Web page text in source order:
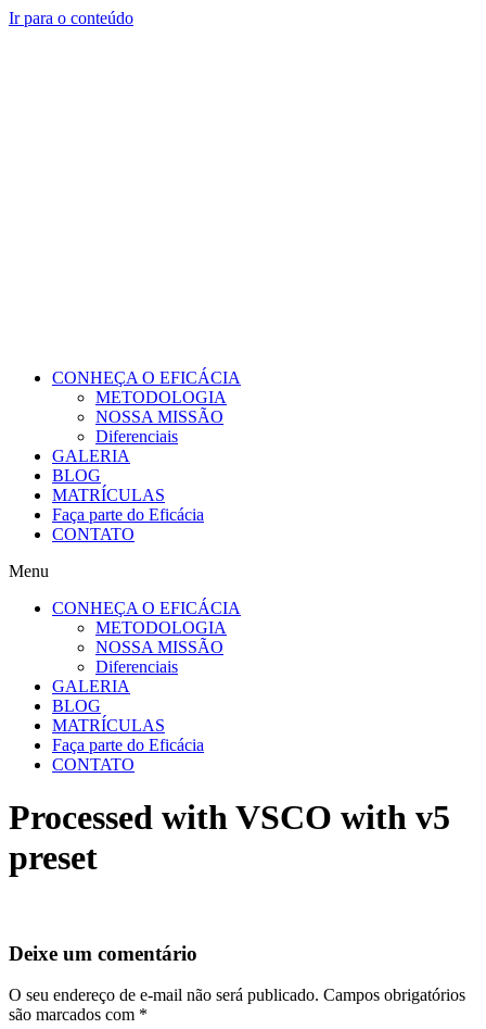
Ir para o conteúdo
CONHEÇA O EFICÁCIA
METODOLOGIA
NOSSA MISSÃO
Diferenciais
GALERIA
BLOG
MATRÍCULAS
Faça parte do Eficácia
CONTATO
Menu
CONHEÇA O EFICÁCIA
METODOLOGIA
NOSSA MISSÃO
Diferenciais
GALERIA
BLOG
MATRÍCULAS
Faça parte do Eficácia
CONTATO
Processed with VSCO with v5
preset
Deixe um comentário
O seu endereço de e-mail não será publicado. Campos obrigatórios
são marcados com *